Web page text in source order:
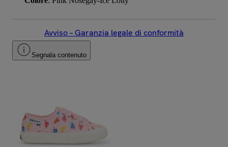
Avviso – Garanzia legale di conformità
Segnala contenuto